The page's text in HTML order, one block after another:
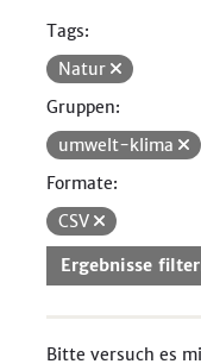
Tags:
Natur
Gruppen:
umwelt-klima
Formate:
CSV
Ergebnisse
Bitte versuch es